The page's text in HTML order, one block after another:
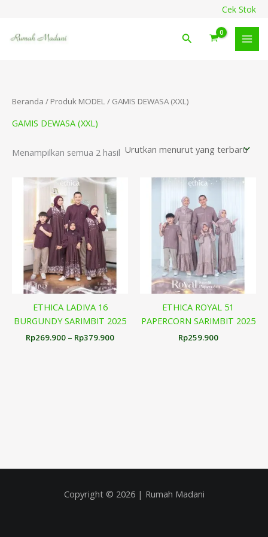
konten
Cek Stok
Cari
Beranda / Produk MODEL / GAMIS DEWASA (XXL)
GAMIS DEWASA (XXL)
Menampilkan semua 2 hasil
ETHICA LADIVA 16
BURGUNDY SARIMBIT 2025
Rp269.900 – Rp379.900
Rentang
harga:
Rp269.900
hingga
ETHICA ROYAL 51
PAPERCORN SARIMBIT 2025
Rp259.900
Copyright © 2026 | Rumah Madani